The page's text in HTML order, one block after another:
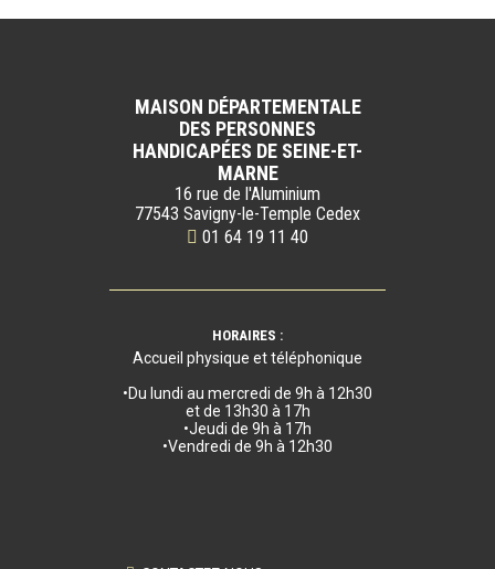
MAISON DÉPARTEMENTALE
DES PERSONNES
HANDICAPÉES DE SEINE-ET-
MARNE
16 rue de l'Aluminium
77543 Savigny-le-Temple Cedex
01 64 19 11 40
HORAIRES :
Accueil physique et téléphonique
•Du lundi au mercredi de 9h à 12h30
et de 13h30 à 17h
•Jeudi de 9h à 17h
•Vendredi de 9h à 12h30